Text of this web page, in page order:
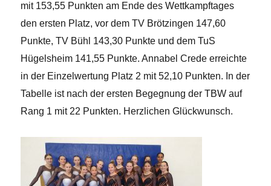
mit 153,55 Punkten am Ende des Wettkampftages
den ersten Platz, vor dem TV Brötzingen 147,60
Punkte, TV Bühl 143,30 Punkte und dem TuS
Hügelsheim 141,55 Punkte. Annabel Crede erreichte
in der Einzelwertung Platz 2 mit 52,10 Punkten. In der
Tabelle ist nach der ersten Begegnung der TBW auf
Rang 1 mit 22 Punkten. Herzlichen Glückwunsch.